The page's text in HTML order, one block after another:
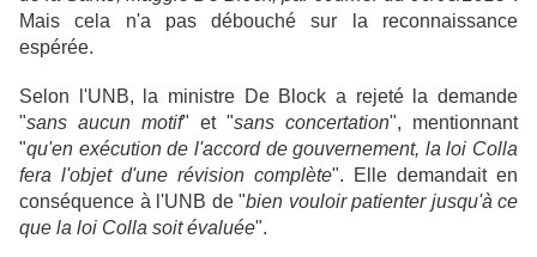
Mais cela n'a pas débouché sur la reconnaissance
espérée.
Selon l'UNB, la ministre De Block a rejeté la demande
"sans aucun motif" et "sans concertation", mentionnant
"qu'en exécution de l'accord de gouvernement, la loi Colla
fera l'objet d'une révision complète". Elle demandait en
conséquence à l'UNB de "bien vouloir patienter jusqu'à ce
que la loi Colla soit évaluée".